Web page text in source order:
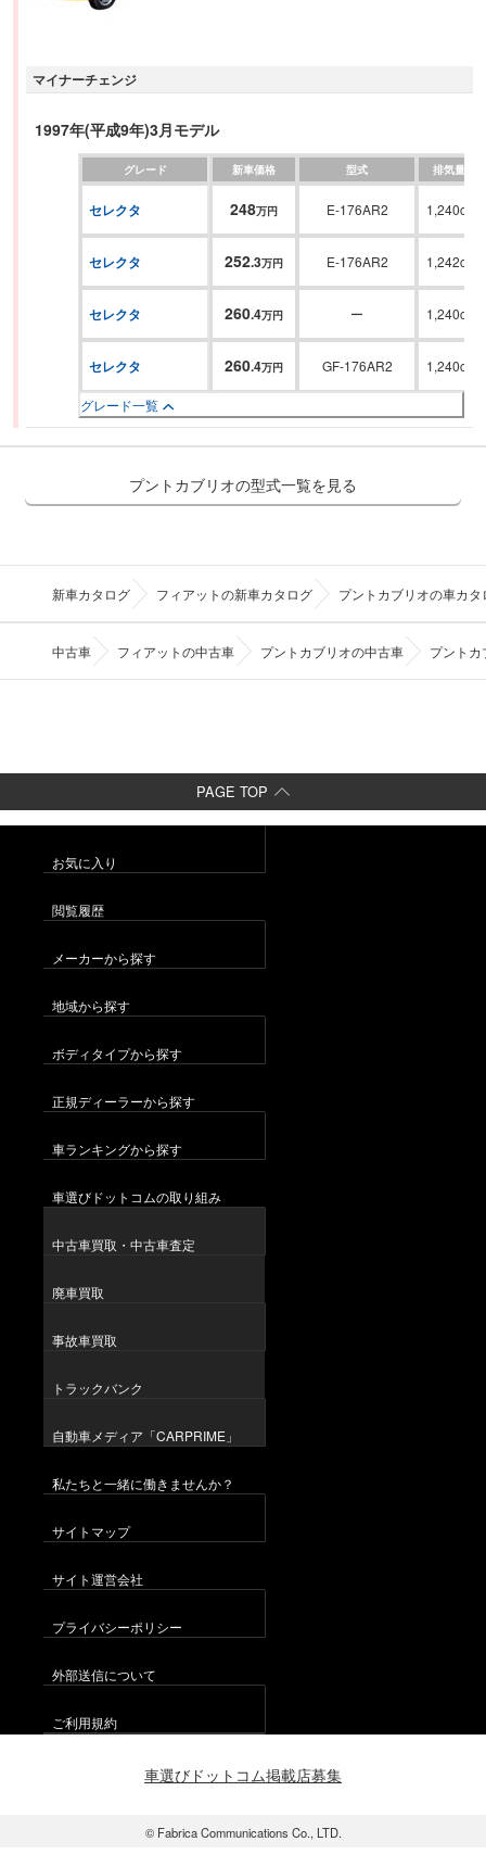
マイナーチェンジ
1997年(平成9年)3月モデル
グレード 新車価格 型式 排気量
セレクタ 248万円 E-176AR2 1,240cc
セレクタ 252.3万円 E-176AR2 1,242cc
セレクタ 260.4万円 ー 1,240cc
セレクタ 260.4万円 GF-176AR2 1,240cc
グレード一覧
プントカブリオの型式一覧を見る
新車カタログ フィアットの新車カタログ プントカブリオの車カタ
中古車 フィアットの中古車 プントカブリオの中古車 プント
PAGE TOP
お気に入り
閲覧履歴
メーカーから探す
地域から探す
ボディタイプから探す
正規ディーラーから探す
車ランキングから探す
車選びドットコムの取り組み
中古車買取・中古車査定
廃車買取
事故車買取
トラックバンク
自動車メディア「CARPRIME」
私たちと一緒に働きませんか？
サイトマップ
サイト運営会社
プライバシーポリシー
外部送信について
ご利用規約
車選びドットコム掲載店募集
© Fabrica Communications Co., LTD.